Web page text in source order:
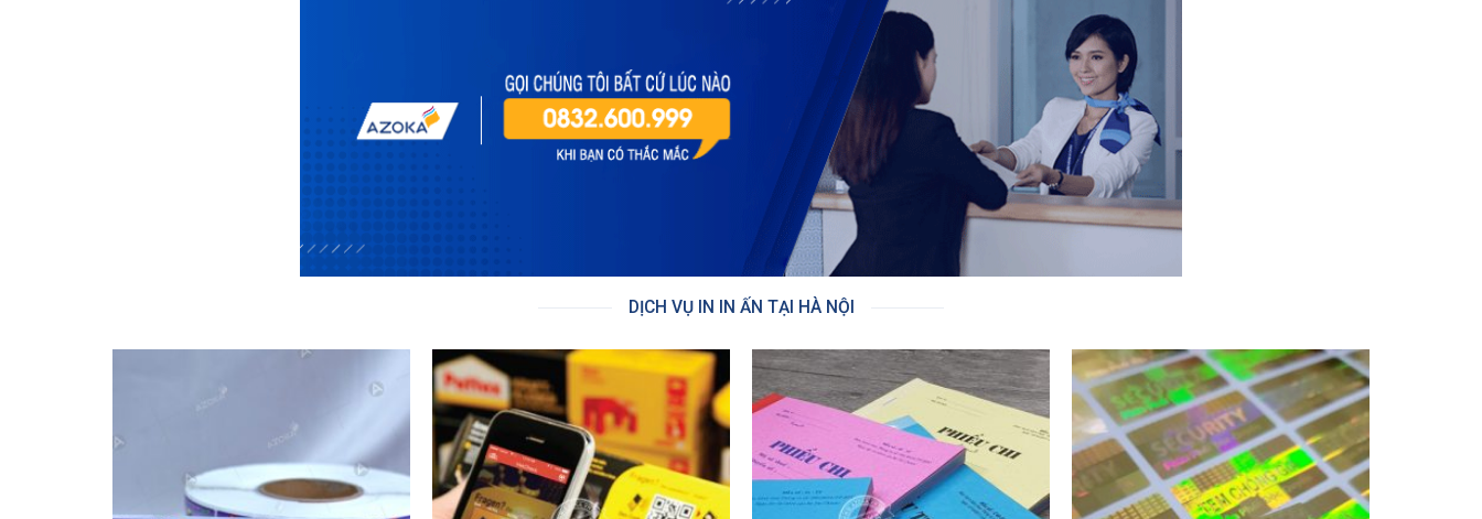
DỊCH VỤ IN IN ẤN TẠI HÀ NỘI